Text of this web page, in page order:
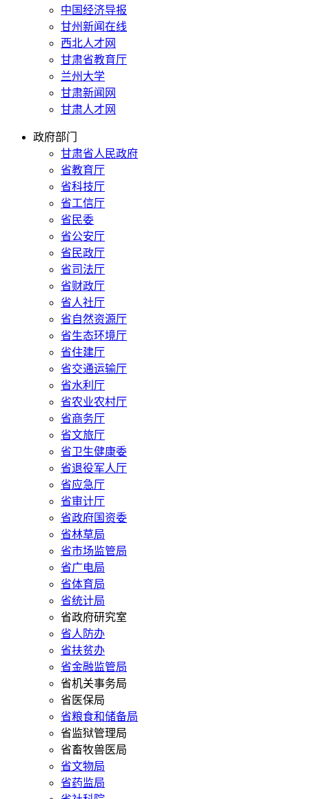
中国经济导报
甘州新闻在线
西北人才网
甘肃省教育厅
兰州大学
甘肃新闻网
甘肃人才网
政府部门
甘肃省人民政府
省教育厅
省科技厅
省工信厅
省民委
省公安厅
省民政厅
省司法厅
省财政厅
省人社厅
省自然资源厅
省生态环境厅
省住建厅
省交通运输厅
省水利厅
省农业农村厅
省商务厅
省文旅厅
省卫生健康委
省退役军人厅
省应急厅
省审计厅
省政府国资委
省林草局
省市场监管局
省广电局
省体育局
省统计局
省政府研究室
省人防办
省扶贫办
省金融监管局
省机关事务局
省医保局
省粮食和储备局
省监狱管理局
省畜牧兽医局
省文物局
省药监局